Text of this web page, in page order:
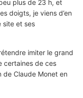
plus de 23 h, et
doigts, je viens d’en
site et ses
imiter le grand
certaines de ces
Claude Monet en